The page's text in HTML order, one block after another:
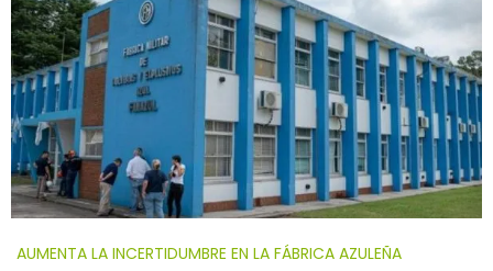
AUMENTA LA INCERTIDUMBRE EN LA FÁBRICA AZULEÑA